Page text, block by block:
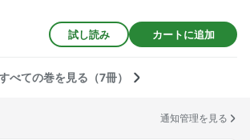
試し読み カートに追加
べての巻を見る（7冊）
通知管理を見る